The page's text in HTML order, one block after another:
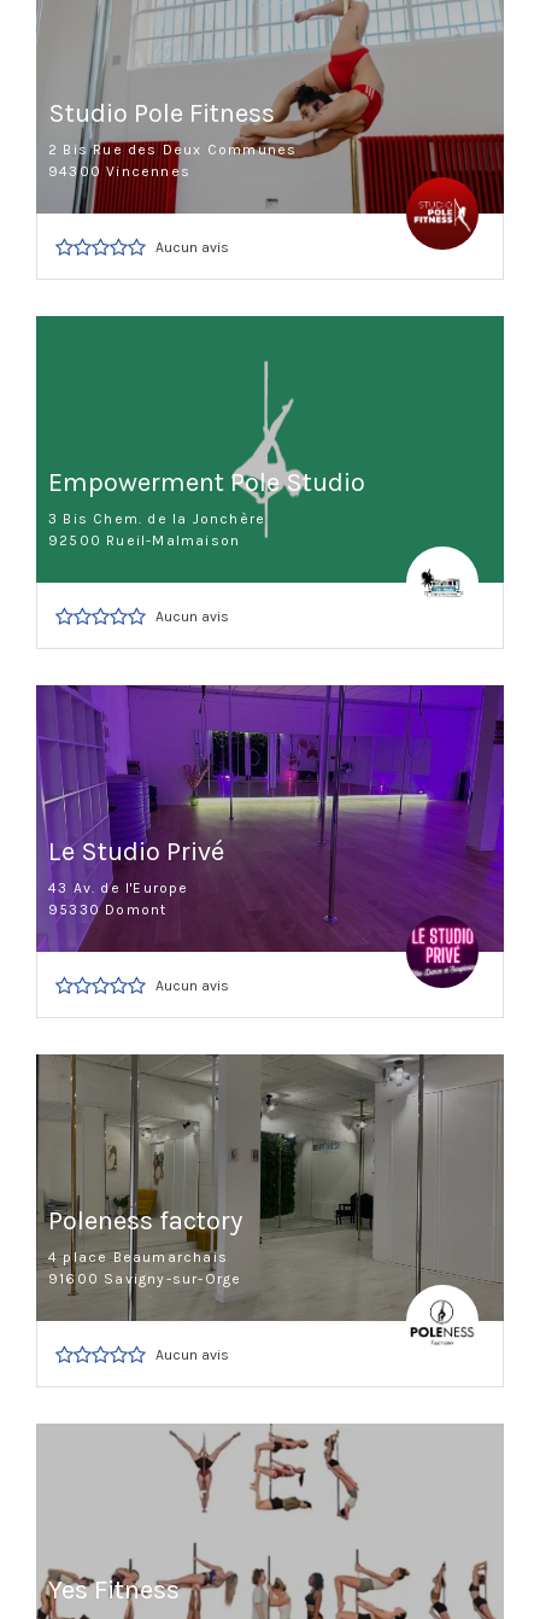
Studio Pole Fitness
2 Bis Rue des Deux Communes
94300 Vincennes
Aucun avis
Empowerment Pole Studio
3 Bis Chem. de la Jonchère
92500 Rueil-Malmaison
Aucun avis
Le Studio Privé
43 Av. de l'Europe
95330 Domont
Aucun avis
Poleness factory
4 place Beaumarchais
91600 Savigny-sur-Orge
Aucun avis
Yes Fitness